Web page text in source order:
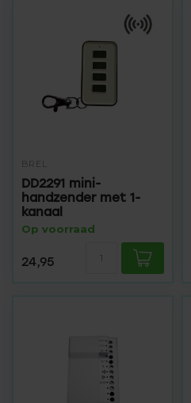
BREL
DD2291 mini-
handzender met 1-
kanaal
Op voorraad
24,95